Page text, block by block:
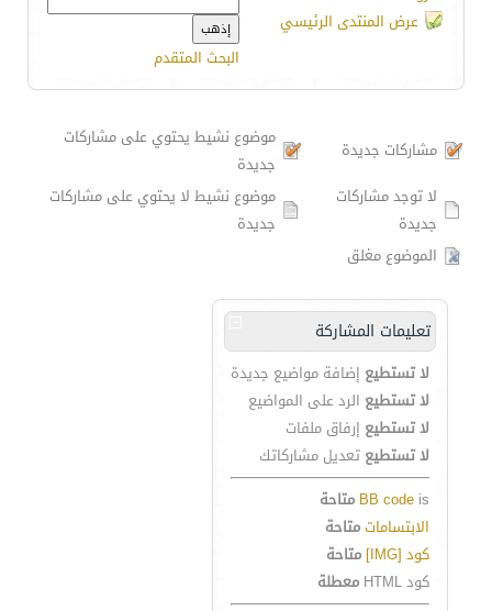
عرض المنتدى الرئيسي
البحث المتقدم
مشاركات جديدة
موضوع نشيط يحتوي على مشاركات
جديدة
لا توجد مشاركات
جديدة
موضوع نشيط لا يحتوي على مشاركات
جديدة
الموضوع مغلق
تعليمات المشاركة
لا تستطيع إضافة مواضيع جديدة
لا تستطيع الرد على المواضيع
لا تستطيع إرفاق ملفات
لا تستطيع تعديل مشاركاتك
BB code is
متاحة
الابتساماتمتاحة
كود [IMG]
متاحة
كود HTML
معطلة